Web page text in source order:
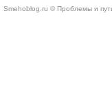
Smehoblog.ru © Проблемы и